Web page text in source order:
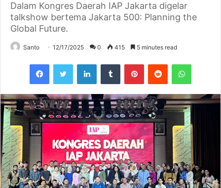
Dalam Kongres Daerah IAP Jakarta digelar
talkshow bertema Jakarta 500: Planning the
Global Future.
Santo 12/17/2025 0 415 5 minutes read
FacebookTwitter LinkedInTumblr PinterestReddit